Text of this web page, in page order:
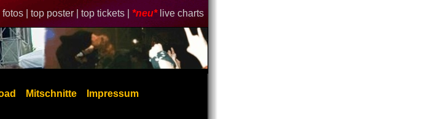
| top poster | top tickets | *neu* live charts
Mitschnitte Impressum